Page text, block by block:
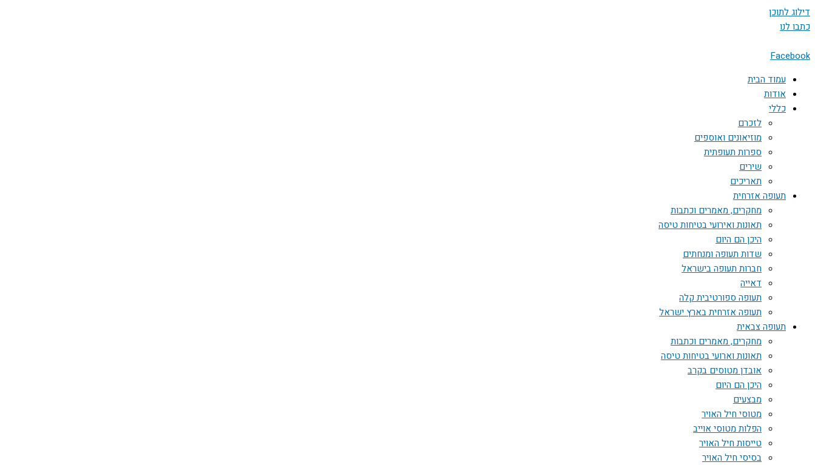
דילוג לתוכן
כתבו לנו
Facebook
עמוד הבית
אודות
כללי
לזכרם
מוזיאונים ואוספים
ספרות תעופתית
שירים
תאריכים
תעופה אזרחית
מחקרים, מאמרים וכתבות
תאונות ואירועי בטיחות טיסה
היכן הם היום
שדות תעופה ומנחתים
חברות תעופה בישראל
דאייה
תעופה ספורטיבית קלה
תעופה אזרחית בארץ ישראל
תעופה צבאית
מחקרים, מאמרים וכתבות
תאונות וארועי בטיחות טיסה
אובדן מטוסים בקרב
היכן הם היום
מבצעים
מטוסי חיל האויר
הפלות מטוסי אוייב
טייסות חיל האויר
בסיסי חיל האויר